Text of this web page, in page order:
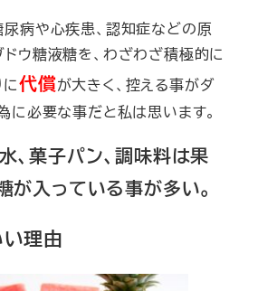
尿病や心疾患、 認知症などの原
ウ糖液糖を、わざわざ積極的に
代償が大きく、 控える事がダ
に必要な事だと私は思います。
、菓子パン、調味料は果
が入っている事が多い。
理由